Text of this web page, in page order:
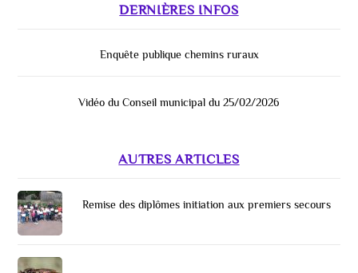
DERNIÈRES INFOS
Enquête publique chemins ruraux
Vidéo du Conseil municipal du 25/02/2026
AUTRES ARTICLES
Remise des diplômes initiation aux premiers secours